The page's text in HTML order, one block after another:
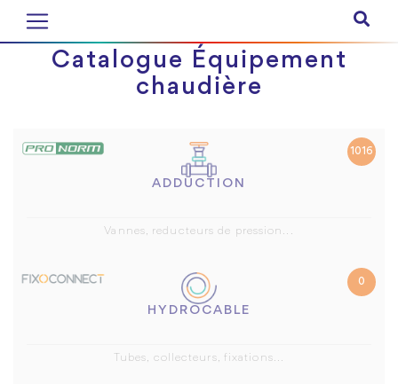
Catalogue Équipement
chaudière
1016
ADDUCTION
Vannes, reducteurs de pression...
0
HYDROCABLE
Tubes, collecteurs, fixations...